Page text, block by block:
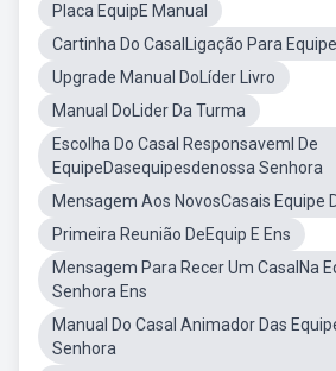
Placa EquipE Manual
Cartinha Do CasalLigação Para
Upgrade Manual DoLíder Livro
Manual DoLider Da Turma
Escolha Do Casal Responsaveml De
EquipeDasequipesdenossa Senhora
Mensagem Aos NovosCasais Equipe
Primeira Reunião DeEquip E Ens
Mensagem Para Recer Um CasalNa
Senhora Ens
Manual Do Casal Animador Das
Senhora